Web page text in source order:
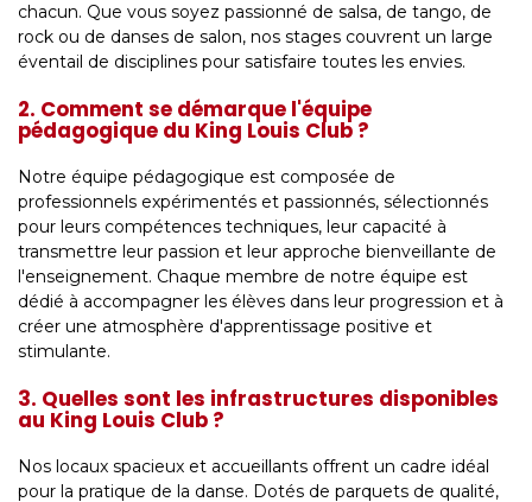
chacun. Que vous soyez passionné de salsa, de tango, de
rock ou de danses de salon, nos stages couvrent un large
éventail de disciplines pour satisfaire toutes les envies.
2. Comment se démarque l'équipe
pédagogique du King Louis Club ?
Notre équipe pédagogique est composée de
professionnels expérimentés et passionnés, sélectionnés
pour leurs compétences techniques, leur capacité à
transmettre leur passion et leur approche bienveillante de
l'enseignement. Chaque membre de notre équipe est
dédié à accompagner les élèves dans leur progression et à
créer une atmosphère d'apprentissage positive et
stimulante.
3. Quelles sont les infrastructures disponibles
au King Louis Club ?
Nos locaux spacieux et accueillants offrent un cadre idéal
pour la pratique de la danse. Dotés de parquets de qualité,